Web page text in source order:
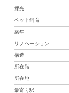
採光
ペット飼育
築年
リノベーション
構造
所在階
所在地
最寄り駅